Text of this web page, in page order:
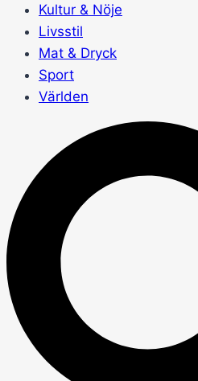
Kultur & Nöje
Livsstil
Mat & Dryck
Sport
Världen